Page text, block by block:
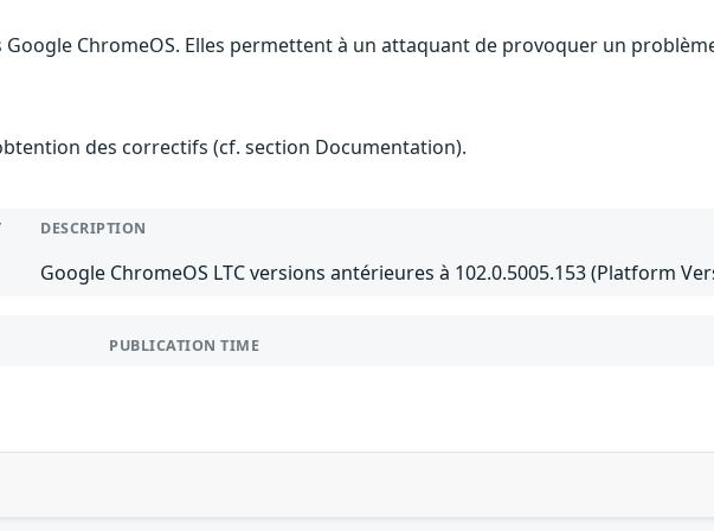
ChromeOS. Elles permettent à un attaquant de provoquer un
des correctifs (cf. section Documentation).
DESCRIPTION
Google ChromeOS LTC versions antérieures à 102.0.5005.153 (Platform
PUBLICATION TIME